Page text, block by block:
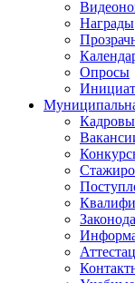
Награды
Опросы